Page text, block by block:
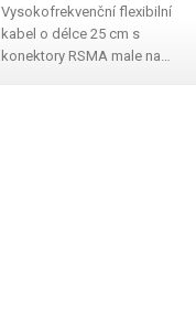
male - RSMA male
Vysokofrekvenční flexibilní
kabel o délce 25 cm s
konektory RSMA male na